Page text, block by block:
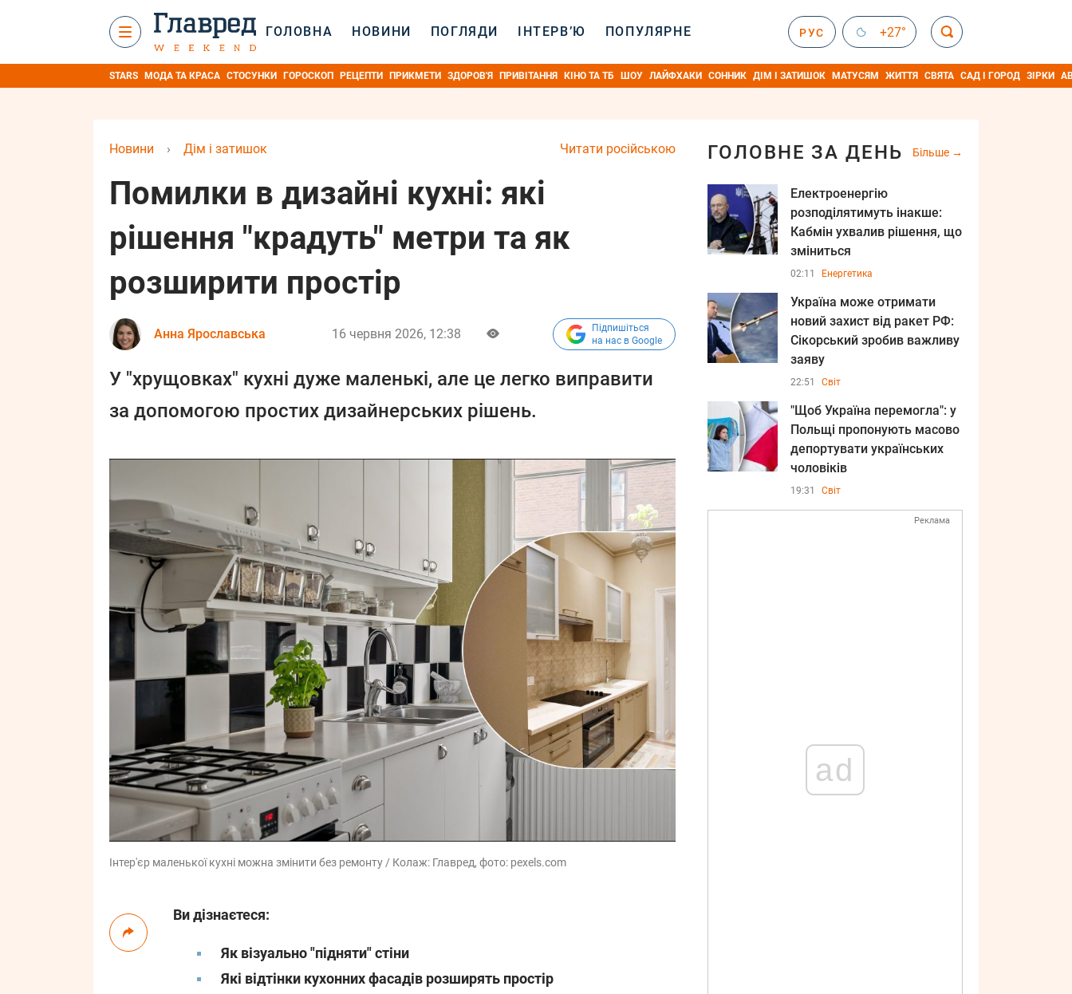
ГОЛОВНА НОВИНИ ПОГЛЯДИ ІНТЕРВ’Ю ПОПУЛЯРНЕ РУС +27°
STARS МОДА ТА КРАСА СТОСУНКИ ГОРОСКОП РЕЦЕПТИ ПРИКМЕТИ ЗДОРОВ'Я ПРИВІТАННЯ КІНО ТА ТБ ШОУ ЛАЙФХАКИ СОННИК ДІМ І ЗАТИШОК МАТУСЯМ ЖИТТЯ СВЯТА САД І ГОРОД ЗІРКИ
Читати російською
Новини › Дім і затишок
Помилки в дизайні кухні: які
рішення "крадуть" метри та як
розширити простір
Анна Ярославська 16 червня 2026, 12:38
Підпишіться
на нас в Google
У "хрущовках" кухні дуже маленькі, але це легко виправити
за допомогою простих дизайнерських рішень.
Інтер'єр маленької кухні можна змінити без ремонту / Колаж: Главред, фото: pexels.com
Ви дізнаєтеся:
Як візуально "підняти" стіни
Які відтінки кухонних фасадів розширять простір
ГОЛОВНЕ ЗА ДЕНЬ Більше
Електроенергію
розподілятимуть інакше:
Кабмін ухвалив рішення, що
зміниться
02:11 Енергетика
Україна може отримати
новий захист від ракет РФ:
Сікорський зробив важливу
заяву
22:51 Світ
"Щоб Україна перемогла": у
Польщі пропонують масово
депортувати українських
чоловіків
19:31 Світ
Реклама
ad